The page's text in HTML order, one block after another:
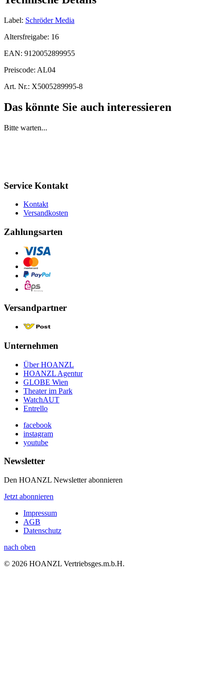
Label: Schröder Media
Altersfreigabe: 16
EAN: 9120052899955
Preiscode: AL04
Art. Nr.: X5005289995-8
Das könnte Sie auch interessieren
Bitte warten...
Service Kontakt
Kontakt
Versandkosten
Zahlungsarten
Versandpartner
Unternehmen
Über HOANZL
HOANZL Agentur
GLOBE Wien
Theater im Park
WatchAUT
Entrello
facebook
instagram
youtube
Newsletter
Den HOANZL Newsletter abonnieren
Jetzt abonnieren
Impressum
AGB
Datenschutz
nach oben
© 2026 HOANZL Vertriebsges.m.b.H.